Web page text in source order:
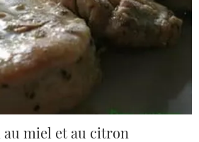
au miel et au citron